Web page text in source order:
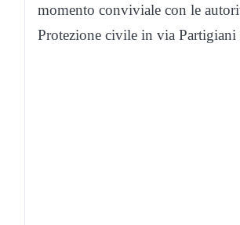
momento conviviale con le
Protezione civile in via Partigiani